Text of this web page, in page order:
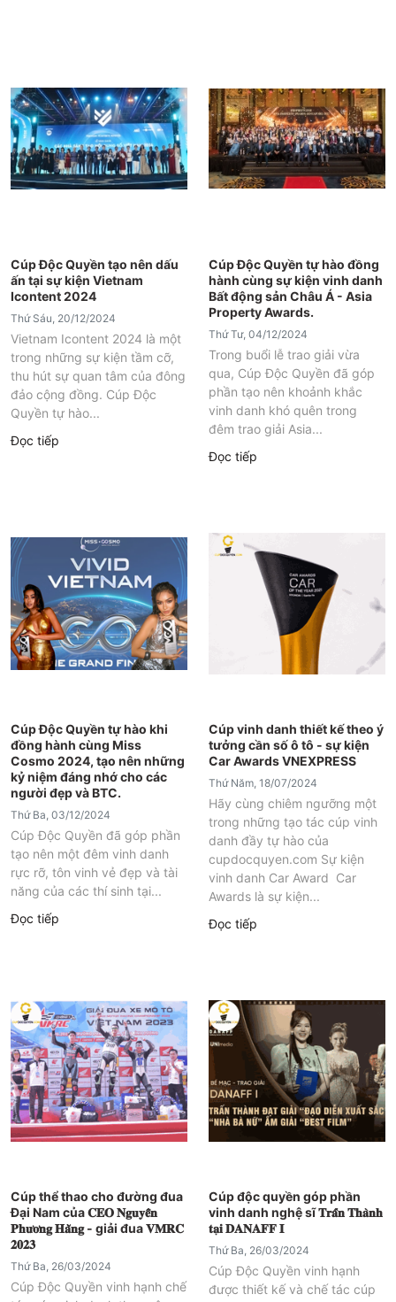
Cúp Độc Quyền tạo nên dấu
ấn tại sự kiện Vietnam
Icontent 2024
Thứ Sáu, 20/12/2024
Vietnam Icontent 2024 là một
trong những sự kiện tầm cỡ,
thu hút sự quan tâm của đông
đảo cộng đồng. Cúp Độc
Quyền tự hào...
Đọc tiếp
Cúp Độc Quyền tự hào đồng
hành cùng sự kiện vinh danh
Bất động sản Châu Á - Asia
Property Awards.
Thứ Tư, 04/12/2024
Trong buổi lễ trao giải vừa
qua, Cúp Độc Quyền đã góp
phần tạo nên khoảnh khắc
vinh danh khó quên trong
đêm trao giải Asia...
Đọc tiếp
Cúp Độc Quyền tự hào khi
đồng hành cùng Miss
Cosmo 2024, tạo nên những
kỷ niệm đáng nhớ cho các
người đẹp và BTC.
Thứ Ba, 03/12/2024
Cúp Độc Quyền đã góp phần
tạo nên một đêm vinh danh
rực rỡ, tôn vinh vẻ đẹp và tài
năng của các thí sinh tại...
Đọc tiếp
Cúp vinh danh thiết kế theo ý
tưởng cần số ô tô - sự kiện
Car Awards VNEXPRESS
Thứ Năm, 18/07/2024
Hãy cùng chiêm ngưỡng một
trong những tạo tác cúp vinh
danh đầy tự hào của
cupdocquyen.com Sự kiện
vinh danh Car Award Car
Awards là sự kiện...
Đọc tiếp
Cúp thể thao cho đường đua
Đại Nam của 𝐂𝐄𝐎 𝐍𝐠𝐮𝐲𝐞̂̃𝐧
𝐏𝐡𝐮̛𝐨̛𝐧𝐠 𝐇𝐚̆̀𝐧𝐠 - giải đua 𝐕𝐌𝐑𝐂
𝟐𝟎𝟐𝟑
Thứ Ba, 26/03/2024
Cúp Độc Quyền vinh hạnh chế
Cúp độc quyền góp phần
vinh danh nghệ sĩ 𝐓𝐫𝐚̂́𝐧 𝐓𝐡𝐚̀𝐧𝐡
𝐭𝐚̣𝐢 𝐃𝐀𝐍𝐀𝐅𝐅 𝐈
Thứ Ba, 26/03/2024
Cúp Độc Quyền vinh hạnh
được thiết kế và chế tác cúp